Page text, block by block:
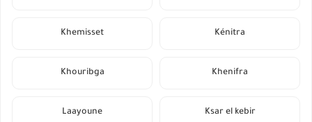
Kénitra
Khemisset
Khenifra
Khouribga
Ksar el kebir
Laayoune